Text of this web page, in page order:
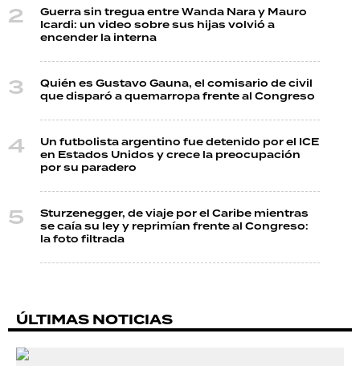
Guerra sin tregua entre Wanda Nara y Mauro
Icardi: un video sobre sus hijas volvió a
encender la interna
Quién es Gustavo Gauna, el comisario de civil
que disparó a quemarropa frente al Congreso
Un futbolista argentino fue detenido por el ICE
en Estados Unidos y crece la preocupación
por su paradero
Sturzenegger, de viaje por el Caribe mientras
se caía su ley y reprimían frente al Congreso:
la foto filtrada
ÚLTIMAS NOTICIAS